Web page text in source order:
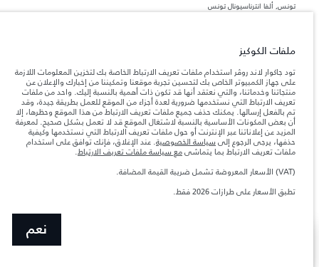
تونس, ألفا انترناسيونال تونس
والحمولة.
المعلومات والمواصفات والأسعار والألوان المذكورة على هذا الموقع قد تختلف من بلد إلى
آخر، كما أنّها قد تتغير بدون إشعار مسبق. الرجاء التواصل مع وكيلنا المحلي للتأكد من توفّرها
والتحقق من الأسعار.
ملاحظة مهمة حول الصور والمواصفات. إن النقص العالمي في أشباه الموصلات يؤثر حاليًا
في مواصفات تصميم السيارات وتوفر الخيارات وتوقيتات التصاميم. هذا ظرف ديناميكي
للغاية، ونتيجة لذلك، قد لا تمثّل الصور المستخدَمة ضمن موقع الويب حاليًا المواصفات الحالية
بالكامل بالنسبة إلى الميزات والخيارات والحلية ومجموعات الألوان. يرجى استشارة وكيلك الذي
سيتمكّن من تأكيد أي تقييدات حالية معك للسماح لك باتخاذ قرار مدروس
الأرقام المقدمة هي نتيجة لاختبارات المصنع الرسمية وفقاً لتشريعات الاتحاد الأوروبي. قد
الأرقام بغرض المقارنة فحسب.‎‎‎
ملفات الكوكيز
تود جاكوار لاند روڤر استخدام ملفات تعريف الارتباط الخاصة بك لتخزين المعلومات اللازمة
على جهاز الكمبيوتر الخاص بك لتحسين تجربة موقعنا وتمكيننا من إخبارك والإعلان عن
منتجاتنا وخدماتنا، والتي نعتقد أنها قد تكون ذات أهمية بالنسبة إليك. واحد من ملفات
تعريف الارتباط التي نستخدمها ضرورية لعدة أجزاء من الموقع للعمل بطريقة جيدة، وقد
تم بالفعل إرسالها. يمكنك حذف جميع ملفات تعريف الارتباط من هذا الموقع وحظرها، إلا
أن بعض المكونات الأساسية بالنسبة لاشتغال الموقع قد لا تعمل بشكل صحيح. لمعرفة
المزيد عن إعلاناتنا عبر الإنترنت أو حول ملفات تعريف الارتباط التي نستخدمها وكيفية
حذفها، يرجى الرجوع إلى سياسة الخصوصية. عند الإغلاق، فإنك توافق على استخدام
ملفات تعريف الارتباط بما يتماشىمع سياسة ملفات تعريف الارتباط.
(VAT) الأسعار المعروضة تشمل ضريبة القيمة المضافة.
تطبق الأسعار على طرازات 2026 فقط.
نعم
اكتشف رينج روڤر SV